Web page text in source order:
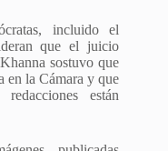
incluido el
que el juicio
sostuvo que
en la Cámara y que
están